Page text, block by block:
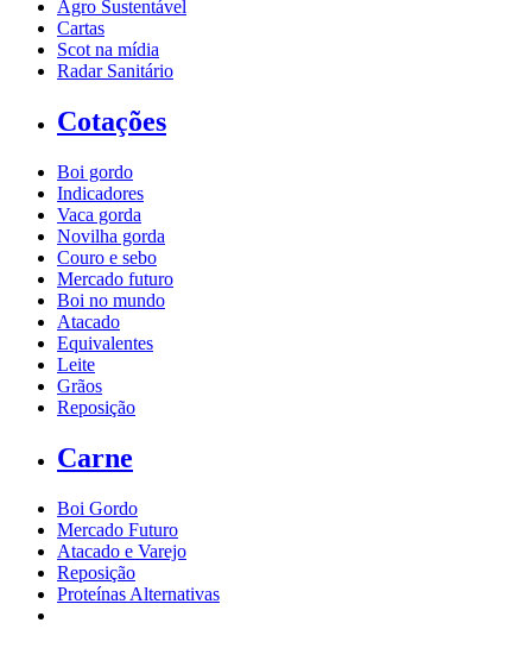
Agro Sustentável
Cartas
Scot na mídia
Radar Sanitário
Cotações
Boi gordo
Indicadores
Vaca gorda
Novilha gorda
Couro e sebo
Mercado futuro
Boi no mundo
Atacado
Equivalentes
Leite
Grãos
Reposição
Carne
Boi Gordo
Mercado Futuro
Atacado e Varejo
Reposição
Proteínas Alternativas